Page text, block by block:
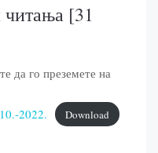
[31
да го преземете на
2022.
Download